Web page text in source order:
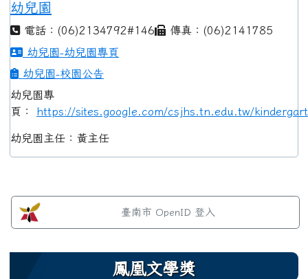
幼兒園
電話：(06)2134792#146
傳真：(06)2141785
幼兒園-幼兒園專頁
幼兒園-校園公告
幼兒園專
頁：
https://sites.google.com/csjhs.tn.edu.tw/
幼兒園主任：黃主任
左邊區域內容
臺南市 OpenID 登入
鳳凰文學獎